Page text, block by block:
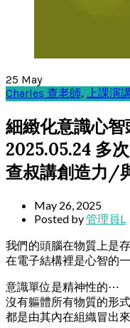
25 May
Charles 查老師, 上課演
細緻化意識心
2025.05.24 多
查叔講創造力/
May 26, 2025
Posted by管理員L
我們的頭腦在物質上是
在電子結構裡是心智的
意識單位是精神性的⋯
沒有軀體所有物質的形式
都是由其內在組織冒出來